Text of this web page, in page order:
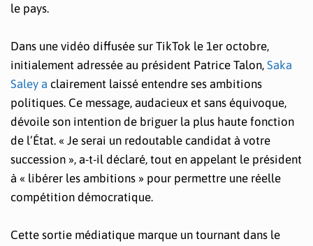
le pays.
Dans une vidéo diffusée sur TikTok le 1er octobre,
initialement adressée au président Patrice Talon, Saka
Saley a clairement laissé entendre ses ambitions
politiques. Ce message, audacieux et sans équivoque,
dévoile son intention de briguer la plus haute fonction
de l’État. « Je serai un redoutable candidat à votre
succession », a-t-il déclaré, tout en appelant le président
à « libérer les ambitions » pour permettre une réelle
compétition démocratique.
Cette sortie médiatique marque un tournant dans le